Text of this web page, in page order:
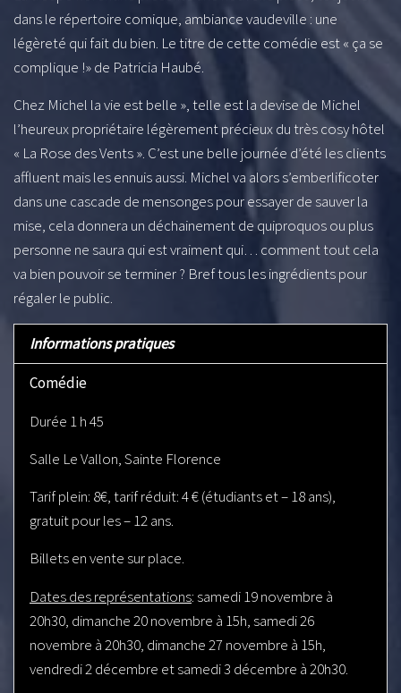
dans le répertoire comique, ambiance vaudeville : une
légèreté qui fait du bien. Le titre de cette comédie est « ça se
complique !» de Patricia Haubé.
Chez Michel la vie est belle », telle est la devise de Michel
l’heureux propriétaire légèrement précieux du très cosy hôtel
« La Rose des Vents ». C’est une belle journée d’été les clients
affluent mais les ennuis aussi. Michel va alors s’emberlificoter
dans une cascade de mensonges pour essayer de sauver la
mise, cela donnera un déchainement de quiproquos ou plus
personne ne saura qui est vraiment qui… comment tout cela
va bien pouvoir se terminer ? Bref tous les ingrédients pour
régaler le public.
Informations pratiques
Comédie
Durée 1 h 45
Salle Le Vallon, Sainte Florence
Tarif plein: 8€, tarif réduit: 4 € (étudiants et – 18 ans),
gratuit pour les – 12 ans.
Billets en vente sur place.
Dates des représentations: samedi 19 novembre à
20h30, dimanche 20 novembre à 15h, samedi 26
novembre à 20h30, dimanche 27 novembre à 15h,
vendredi 2 décembre et samedi 3 décembre à 20h30.